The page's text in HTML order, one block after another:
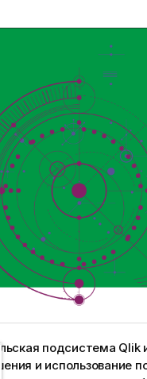
подсистема Qlik
и использование